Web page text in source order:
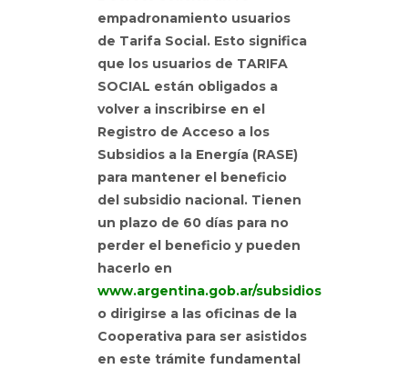
empadronamiento usuarios
de Tarifa Social. Esto significa
que los usuarios de TARIFA
SOCIAL están obligados a
volver a inscribirse en el
Registro de Acceso a los
Subsidios a la Energía (RASE)
para mantener el beneficio
del subsidio nacional. Tienen
un plazo de 60 días para no
perder el beneficio y pueden
hacerlo en
www.argentina.gob.ar/subsidios
o dirigirse a las oficinas de la
Cooperativa para ser asistidos
en este trámite fundamental